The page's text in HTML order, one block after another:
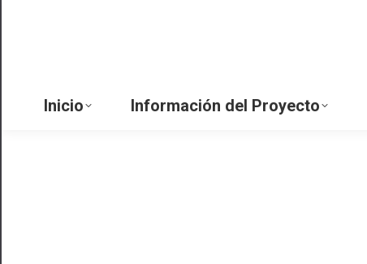
Inicio Información del Proyecto